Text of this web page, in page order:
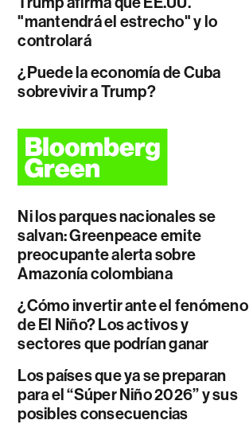
"mantendrá el estrecho" y lo
controlará
¿Puede la economía de Cuba
sobrevivir a Trump?
Ni los parques nacionales se
salvan: Greenpeace emite
preocupante alerta sobre
Amazonía colombiana
¿Cómo invertir ante el fenómeno
de El Niño? Los activos y
sectores que podrían ganar
Los países que ya se preparan
para el “Súper Niño 2026” y sus
posibles consecuencias